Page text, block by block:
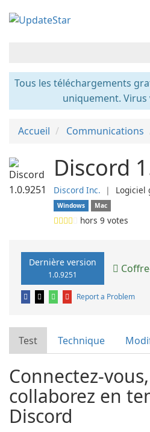
Tous les téléchargements
uniquement. Virus
Accueil Communications
Discord
Discord Inc. ❘ Logiciel
Windows
Mac
hors 9 votes
Dernière version
1.0.9251
Report a Problem
Test Technique
Connectez-
collaborez en
Discord